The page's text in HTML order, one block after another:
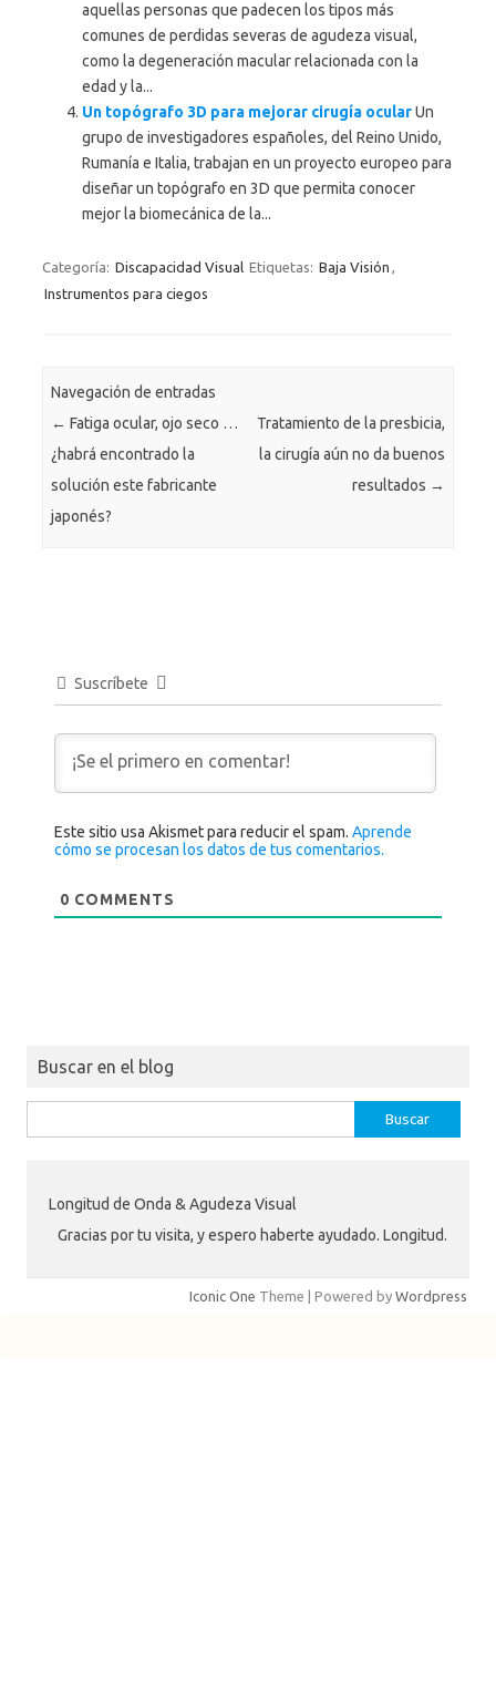
aquellas personas que padecen los tipos más
comunes de perdidas severas de agudeza visual,
como la degeneración macular relacionada con la
edad y la...
Un topógrafo 3D para mejorar cirugía ocularUn
grupo de investigadores españoles, del Reino Unido,
Rumanía e Italia, trabajan en un proyecto europeo para
diseñar un topógrafo en 3D que permita conocer
mejor la biomecánica de la...
Categoría: Discapacidad Visual Etiquetas: Baja Visión ,
Instrumentos para ciegos
Navegación de entradas
← Fatiga ocular, ojo seco …
¿habrá encontrado la
solución este fabricante
japonés?
Tratamiento de la presbicia,
la cirugía aún no da buenos
resultados →
Suscríbete
Este sitio usa Akismet para reducir el spam.Aprende
cómo se procesan los datos de tus comentarios.
0 COMMENTS
Buscar en el blog
Longitud de Onda & Agudeza Visual
Gracias por tu visita, y espero haberte ayudado. Longitud.
Iconic One Theme | Powered by Wordpress